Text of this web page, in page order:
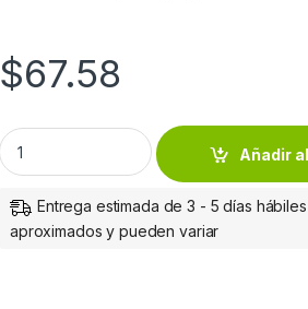
$67.58
Manhattan Cople HDMI A Hembra -
Añadir
Entrega estimada de 3 - 5 días
aproximados y pueden variar